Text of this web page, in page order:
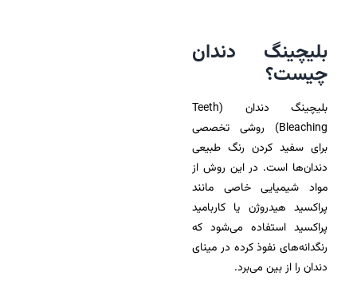
بلیچینگ دندان
چیست؟
بلیچینگ دندان (Teeth
Bleaching) روشی تخصصی
برای سفید کردن رنگ طبیعی
دندان‌ها است. در این روش از
مواد شیمیایی خاصی مانند
پراکسید هیدروژن یا کاربامید
پراکسید استفاده می‌شود که
رنگدانه‌های نفوذ کرده در مینای
دندان را از بین می‌برد.